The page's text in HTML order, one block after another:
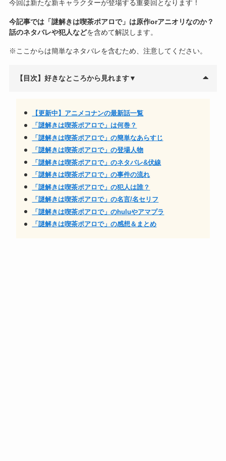
今回は新たな新キャラクターが登場する重要回となります！
今記事では「謎解きは喫茶ポアロで」は原作orアニオリなのか？
話のネタバレや犯人などを含めて解説します。
※ここからは簡単なネタバレを含むため、注意してください。
【目次】好きなところから見れます▼
【更新中】アニメコナンの最新話一覧
「謎解きは喫茶ポアロで」は何巻？
「謎解きは喫茶ポアロで」の簡単なあらすじ
「謎解きは喫茶ポアロで」の登場人物
「謎解きは喫茶ポアロで」のネタバレ&伏線
「謎解きは喫茶ポアロで」の事件の流れ
「謎解きは喫茶ポアロで」の犯人は誰？
「謎解きは喫茶ポアロで」の名言/名セリフ
「謎解きは喫茶ポアロで」のhuluやアマプラ
「謎解きは喫茶ポアロで」の感想＆まとめ